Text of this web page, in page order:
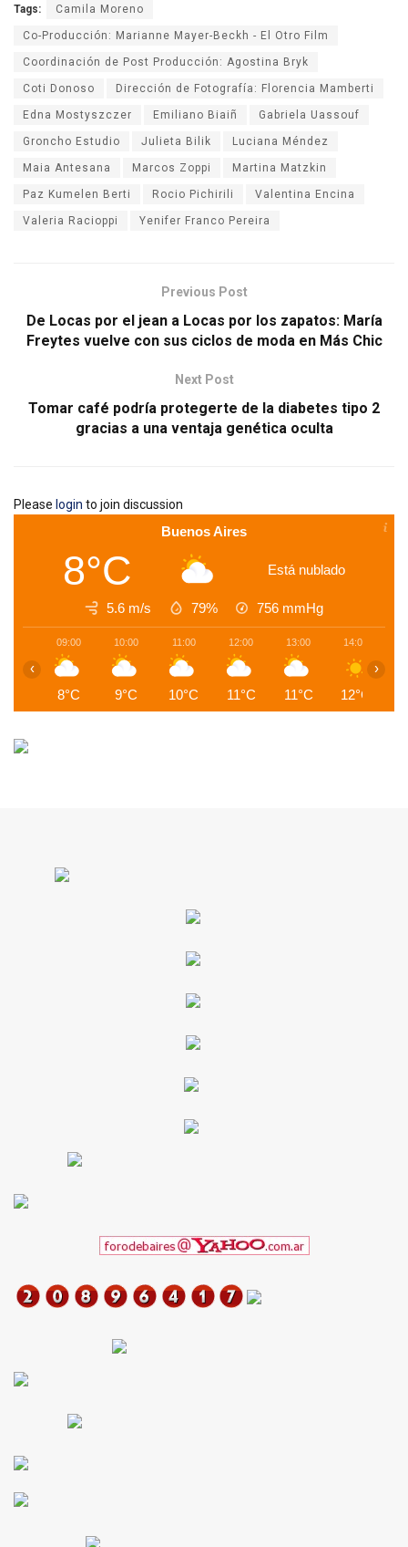
Tags: Camila Moreno
Co-Producción: Marianne Mayer-Beckh - El Otro Film
Coordinación de Post Producción: Agostina Bryk
Coti Donoso Dirección de Fotografía: Florencia Mamberti
Edna Mostyszczer Emiliano Biaiñ Gabriela Uassouf
Groncho Estudio Julieta Bilik Luciana Méndez
Maia Antesana Marcos Zoppi Martina Matzkin
Paz Kumelen Berti Rocio Pichirili Valentina Encina
Valeria Racioppi Yenifer Franco Pereira
Previous Post
De Locas por el jean a Locas por los zapatos: María
Freytes vuelve con sus ciclos de moda en Más Chic
Next Post
Tomar café podría protegerte de la diabetes tipo 2
gracias a una ventaja genética oculta
Please login to join discussion
Buenos Aires
8°C Está nublado
5.6 m/s 79% 756 mmHg
09:00
8°C
10:00
9°C
11:00
10°C
12:00
11°C
13:00
11°C
14:00
12°C
‹ ›